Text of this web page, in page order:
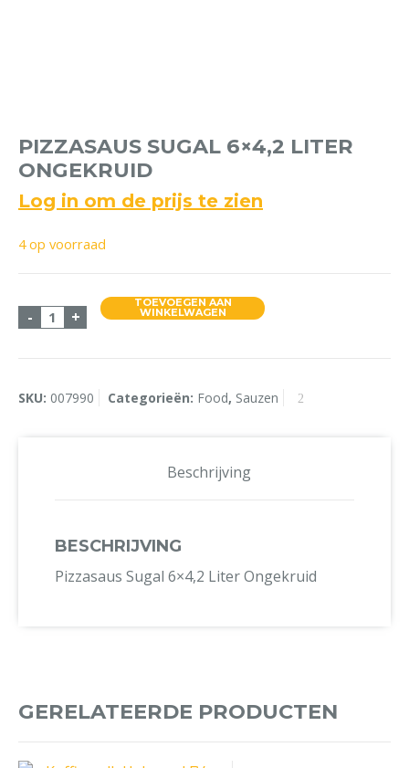
PIZZASAUS SUGAL 6×4,2 LITER
ONGEKRUID
Log in om de prijs te zien
4 op voorraad
- Pizzasaus Sugal 6x4,2 Liter Ongekruid aantal
+
TOEVOEGEN AAN
WINKELWAGEN
SKU: 007990 Categorieën: Food, Sauzen
Beschrijving
BESCHRIJVING
Pizzasaus Sugal 6×4,2 Liter Ongekruid
GERELATEERDE PRODUCTEN